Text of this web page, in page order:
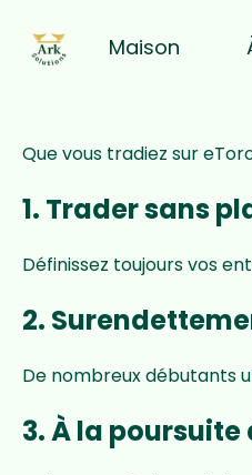
Maison
Que vous tradiez sur
1. Trader sans
Définissez toujours vos
2.
De nombreux débutants
3. À la